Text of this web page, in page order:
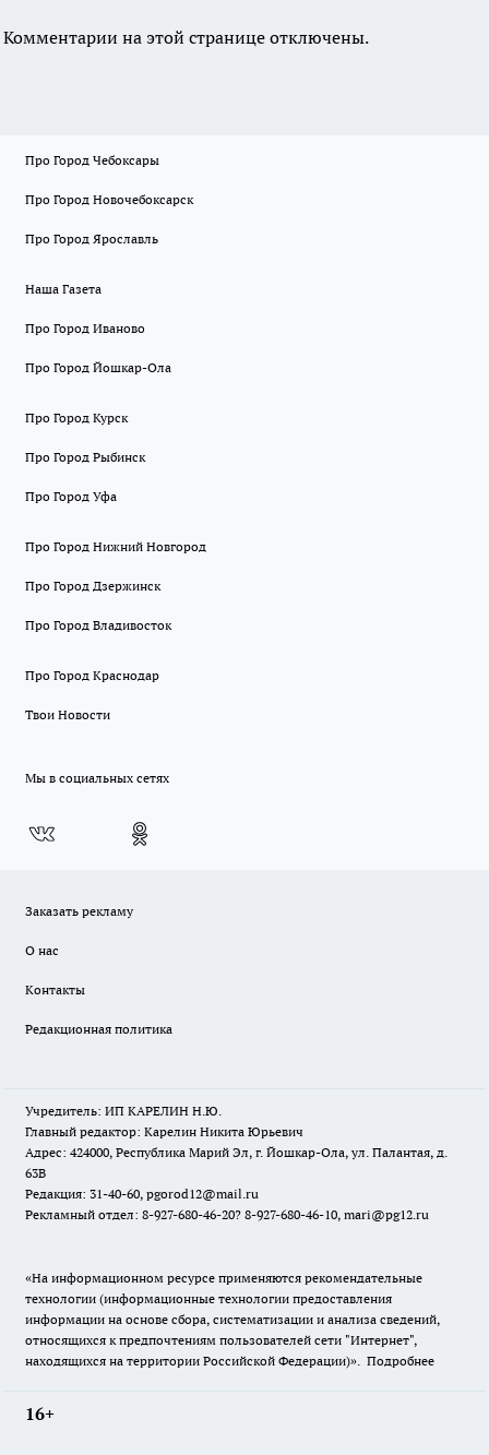
Комментарии на этой странице отключены.
Про Город Чебоксары
Про Город Новочебоксарск
Про Город Ярославль
Наша Газета
Про Город Иваново
Про Город Йошкар-Ола
Про Город Курск
Про Город Рыбинск
Про Город Уфа
Про Город Нижний Новгород
Про Город Дзержинск
Про Город Владивосток
Про Город Краснодар
Твои Новости
Мы в социальных сетях
Заказать рекламу
О нас
Контакты
Редакционная политика
Учредитель: ИП КАРЕЛИН Н.Ю.
Главный редактор: Карелин Никита Юрьевич
Адрес: 424000, Республика Марий Эл, г. Йошкар-Ола, ул. Палантая, д.
63В
Редакция: 31-40-60, pgorod12@mail.ru
Рекламный отдел: 8-927-680-46-20? 8-927-680-46-10, mari@pg12.ru
«На информационном ресурсе применяются рекомендательные
технологии (информационные технологии предоставления
информации на основе сбора, систематизации и анализа сведений,
относящихся к предпочтениям пользователей сети "Интернет",
находящихся на территории Российской Федерации)». Подробнее
16+